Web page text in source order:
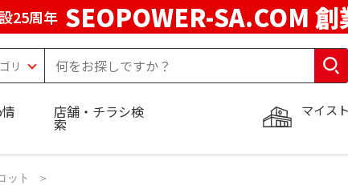
25周年 SEOPOWER-SA.COM 創
マイス
店舗・チラシ検
索
ット